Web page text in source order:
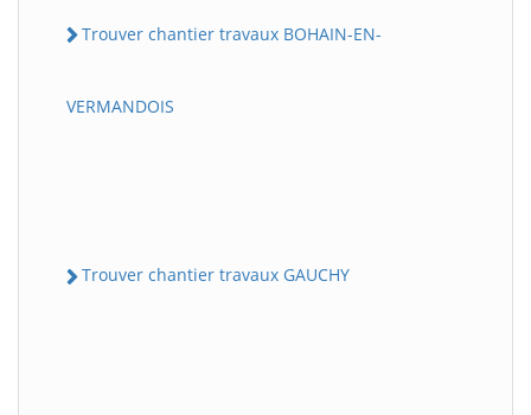
Trouver chantier travaux BOHAIN-EN-
VERMANDOIS
Trouver chantier travaux GAUCHY